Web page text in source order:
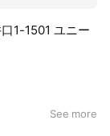
1-1501 ユニー
See more